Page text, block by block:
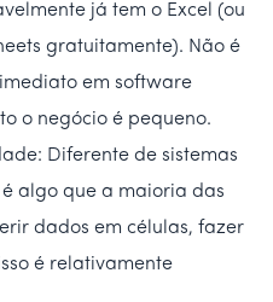
já tem o Excel (ou
gratuitamente). Não é
em software
o negócio é pequeno.
Diferente de sistemas
algo que a maioria das
dados em células, fazer
é relativamente